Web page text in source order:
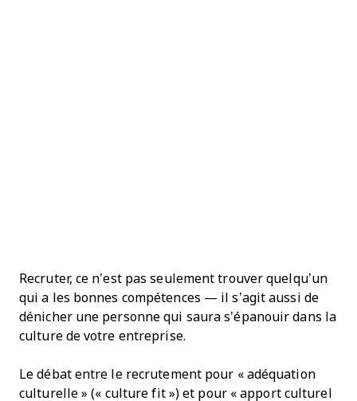
Recruter, ce n’est pas seulement trouver quelqu’un
qui a les bonnes compétences — il s’agit aussi de
dénicher une personne qui saura s’épanouir dans la
culture de votre entreprise.
Le débat entre le recrutement pour « adéquation
culturelle » (« culture fit ») et pour « apport culturel